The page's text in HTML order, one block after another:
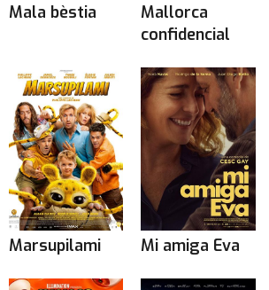
Mala bèstia
Mallorca
confidencial
Marsupilami Mi amiga Eva